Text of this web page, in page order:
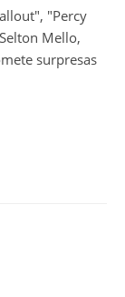
Mello,
surpresas